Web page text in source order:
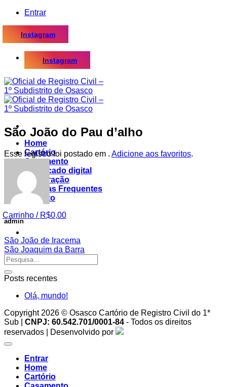
Skip
content
Entrar
Instagram
Instagram
Home
Cartório
Casamento
Certificado digital
Procuração
Dúvidas Frequentes
Contato
Carrinho / R$0,00
São João do Pau d’alho
Esse registro foi postado em . Adicione aos favoritos.
admin
São João de Iracema
São Joaquim da Barra
Posts recentes
Olá, mundo!
Copyright 2026 © Osasco Cartório de Registro Civil do 1*
Sub | CNPJ: 60.542.701/0001-84 - Todos os direitos
reservados | Desenvolvido por
Entrar
Home
Cartório